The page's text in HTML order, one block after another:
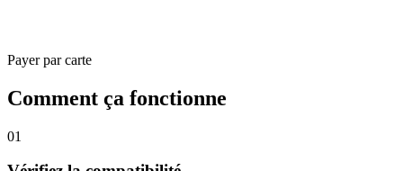
Payer par carte
Comment ça fonctionne
01